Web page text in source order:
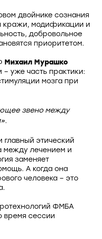
двойнике сознания
кражи, модификации и
добровольное
приоритетом.
Михаил Мурашко
– уже часть практики:
мозга при
звено между
этический
между лечением и
заменяет
А когда она
человека – это
ФМБА
время сессии